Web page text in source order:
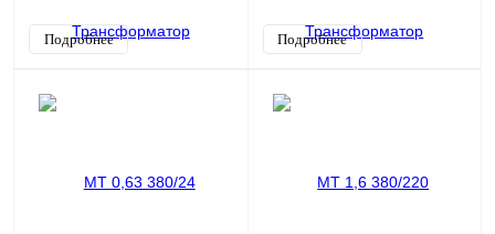
Подробнее
выход
Подробнее